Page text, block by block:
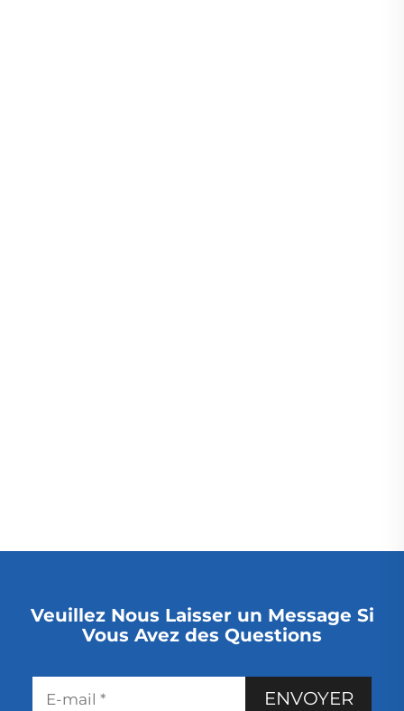
Veuillez Nous Laisser un Message Si
Vous Avez des Questions
ENVOYER